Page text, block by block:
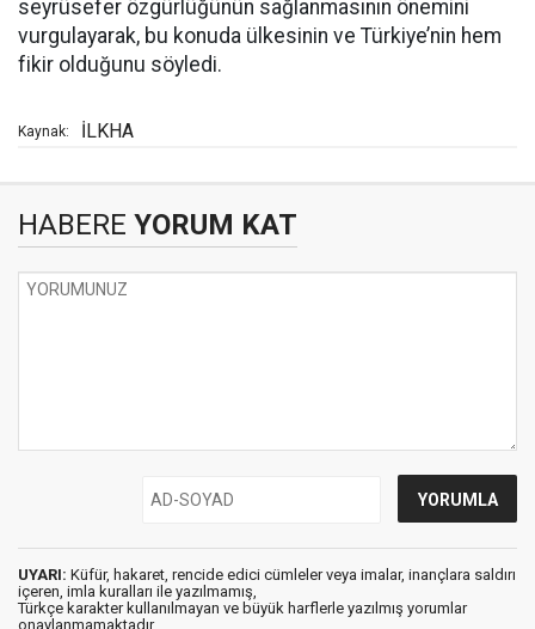
seyrüsefer özgürlüğünün sağlanmasının önemini
vurgulayarak, bu konuda ülkesinin ve Türkiye’nin hem
fikir olduğunu söyledi.
Kaynak: İLKHA
HABERE YORUM KAT
UYARI: Küfür, hakaret, rencide edici cümleler veya imalar, inançlara saldırı
içeren, imla kuralları ile yazılmamış,
Türkçe karakter kullanılmayan ve büyük harflerle yazılmış yorumlar
onaylanmamaktadır.